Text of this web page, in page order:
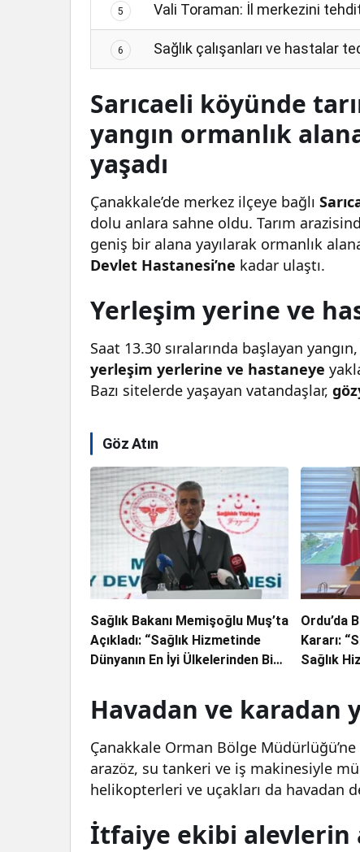
5 Vali Toraman: İl merkezini
6 Sağlık çalışanları ve hastalar
Sarıcaeli köyünde
yangın ormanlık
yaşadı
Çanakkale’de merkez ilçeye bağlı
dolu anlara sahne oldu. Tarım
geniş bir alana yayılarak ormanlık
Devlet Hastanesi’ne kadar ulaştı.
Yerleşim yerine ve
Saat 13.30 sıralarında başlayan
yerleşim yerlerine ve hastaneye
Bazı sitelerde yaşayan vatandaşlar,
Göz Atın
Sağlık Bakanı Memişoğlu Muş’ta
Açıkladı: “Sağlık Hizmetinde
Dünyanın En İyi Ülkelerinden Biri
Ordu’da
Kararı:
Sağlık
Havadan ve karadan
Çanakkale Orman Bölge
arazöz, su tankeri ve iş makinesiyle
helikopterleri ve uçakları da havadan
İtfaiye ekibi alevlerin